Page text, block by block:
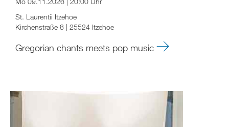
St. Laurentii Itzehoe
Kirchenstraße 8 | 25524 Itzehoe
Gregorian chants meets pop music